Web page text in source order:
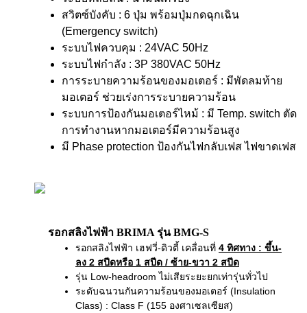
สวิตซ์บังคับ : 6 ปุ่ม พร้อมปุ่มกดฉุกเฉิน
(Emergency switch)
ระบบไฟควบคุม : 24VAC 50Hz
ระบบไฟกำลัง : 3P 380VAC 50Hz
การระบายความร้อนของมอเตอร์ : มีพัดลมท้าย
มอเตอร์ ช่วยเร่งการระบายความร้อน
ระบบการป้องกันมอเตอร์ไหม้ : มี Temp. switch ตัด
การทำงานหากมอเตอร์มีความร้อนสูง
มี Phase protection ป้องกันไฟกลับเฟส ไฟขาดเฟส
รอกสลิงไฟฟ้า BRIMA รุ่น BMG-S
รอกสลิงไฟฟ้า เฮฟวี่-ดิวตี้ เคลื่อนที่ 4 ทิศทาง : ขึ้น-
ลง 2 สปีดหรือ 1 สปีด / ซ้าย-ขวา 2 สปีด
รุ่น Low-headroom ไม่เสียระยะยกเท่ารุ่นทั่วไป
ระดับฉนวนกันความร้อนของมอเตอร์ (Insulation
Class) : Class F (155 องศาเซลเซียส)